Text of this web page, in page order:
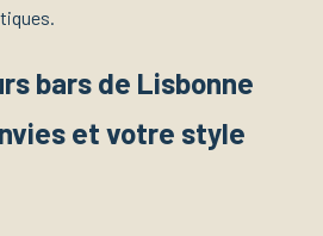
bars de Lisbonne
et votre style